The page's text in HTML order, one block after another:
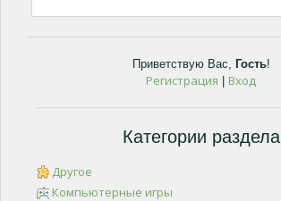
Приветствую Вас, Гость!
Регистрация Вход
Категории раздела
Другое
Компьютерные игры